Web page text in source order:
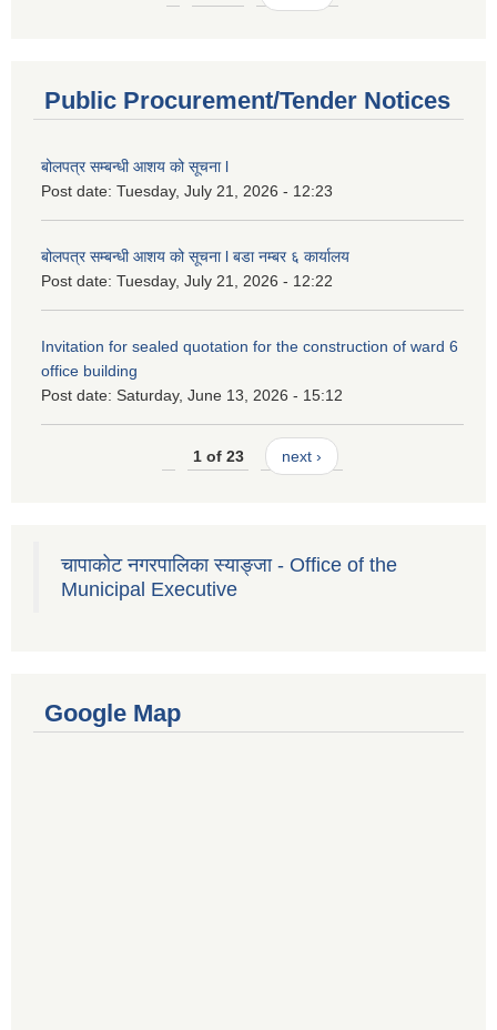
Public Procurement/Tender Notices
बोलपत्र सम्बन्धी आशय को सूचना l
Post date: Tuesday, July 21, 2026 - 12:23
बोलपत्र सम्बन्धी आशय को सूचना l बडा नम्बर ६ कार्यालय
Post date: Tuesday, July 21, 2026 - 12:22
Invitation for sealed quotation for the construction of ward 6
office building
Post date: Saturday, June 13, 2026 - 15:12
1 of 23 next ›
चापाकोट नगरपालिका स्याङ्जा - Office of the
Municipal Executive
Google Map